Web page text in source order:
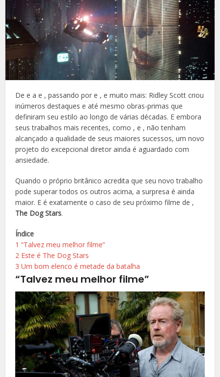
De e a e , passando por e , e muito mais: Ridley Scott criou
inúmeros destaques e até mesmo obras-primas que
definiram seu estilo ao longo de várias décadas. E embora
seus trabalhos mais recentes, como , e , não tenham
alcançado a qualidade de seus maiores sucessos, um novo
projeto do excepcional diretor ainda é aguardado com
ansiedade.
Quando o próprio britânico acredita que seu novo trabalho
pode superar todos os outros acima, a surpresa é ainda
maior. E é exatamente o caso de seu próximo filme de ,
The Dog Stars.
Índice
1 “Talvez meu melhor filme”
2 Este é The Dog Stars
3 Um bom elenco é metade da batalha
“Talvez meu melhor filme”